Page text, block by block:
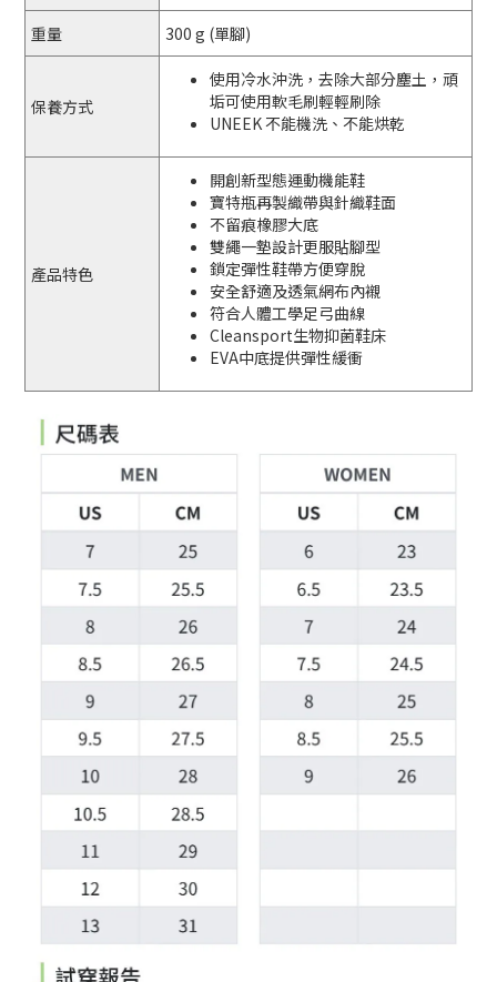
重量 300 g (單腳)
保養方式
使用冷水沖洗，去除大部分塵土，頑
垢可使用軟毛刷輕輕刷除
UNEEK 不能機洗、不能烘乾
產品特色
開創新型態運動機能鞋
寶特瓶再製織帶與針織鞋面
不留痕橡膠大底
雙繩一墊設計更服貼腳型
鎖定彈性鞋帶方便穿脫
安全舒適及透氣網布內襯
符合人體工學足弓曲線
Cleansport生物抑菌鞋床
EVA中底提供彈性緩衝